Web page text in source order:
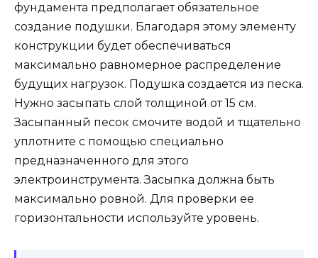
фундамента предполагает обязательное
создание подушки. Благодаря этому элементу
конструкции будет обеспечиваться
максимально равномерное распределение
будущих нагрузок. Подушка создается из песка.
Нужно засыпать слой толщиной от 15 см.
Засыпанный песок смочите водой и тщательно
уплотните с помощью специально
предназначенного для этого
электроинструмента. Засыпка должна быть
максимально ровной. Для проверки ее
горизонтальности используйте уровень.